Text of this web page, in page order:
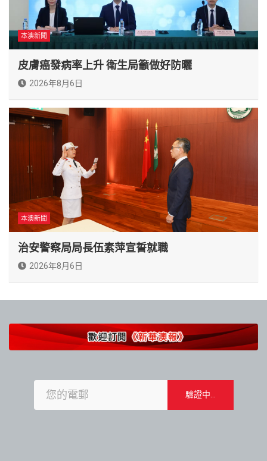
本澳新聞
皮膚癌發病率上升 衛生局籲做好防曬
2026年8月6日
本澳新聞
治安警察局局長伍素萍宣誓就職
2026年8月6日